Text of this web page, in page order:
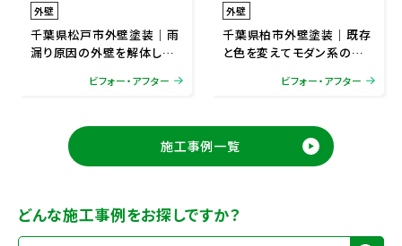
外壁
千葉県松戸市外壁塗装｜雨
漏り原因の外壁を解体して
ビフォー・アフター
外壁
千葉県柏市外壁塗装｜既存
と色を変えてモダン系の外
ビフォー・アフター
施工事例一覧
どんな施工事例をお探しですか？